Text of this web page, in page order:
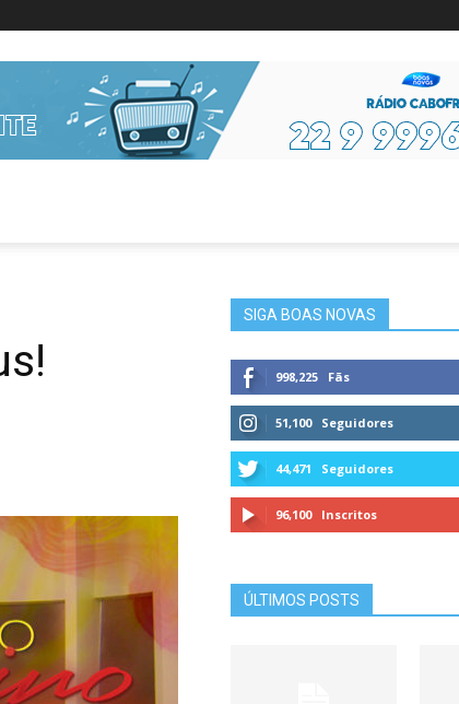
Informações da Figura
SIGA BOAS NOVAS
998,225 Fãs
51,100 Seguidores
44,471 Seguidores
96,100 Inscritos
ÚLTIMOS POSTS